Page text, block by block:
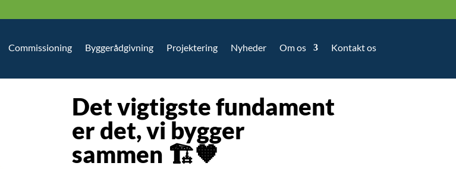
Commissioning Byggerådgivning Projektering Nyheder Om os Kontakt os
Det vigtigste fundament
er det, vi bygger
sammen 🏗️🧡